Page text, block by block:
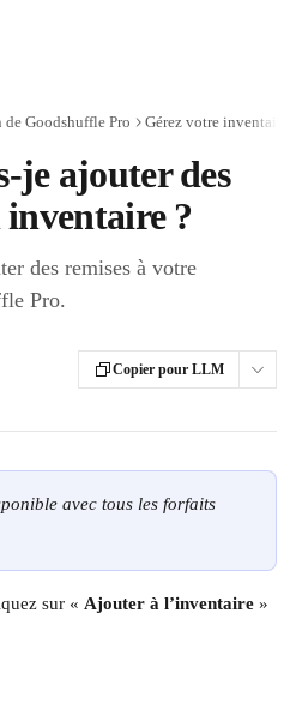
Goodshuffle Pro Gérez votre inventaire
je ajouter des
inventaire ?
des remises à votre
Pro.
Copier pour LLM
avec tous les forfaits
sur « Ajouter à l’inventaire »